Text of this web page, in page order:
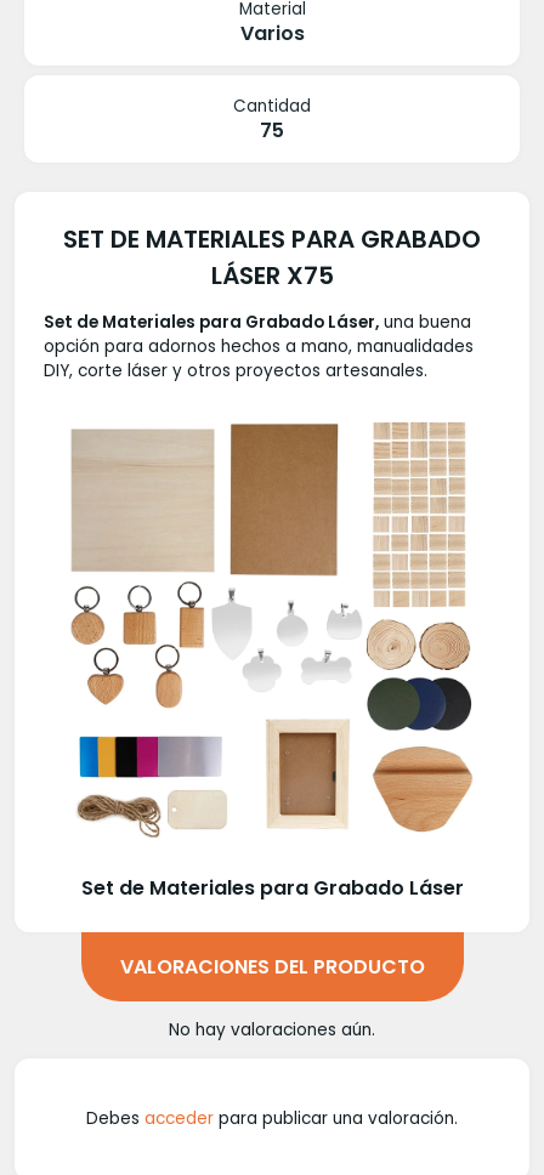
Material
Varios
Cantidad
75
SET DE MATERIALES PARA GRABADO
LÁSER X75
Set de Materiales para Grabado Láser, una buena
opción para adornos hechos a mano, manualidades
DIY, corte láser y otros proyectos artesanales.
Set de Materiales para Grabado Láser
VALORACIONES DEL PRODUCTO
No hay valoraciones aún.
Debes acceder para publicar una valoración.